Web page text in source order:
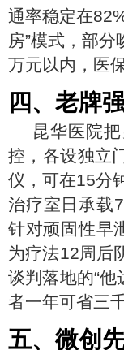
通率稳定在
房”模式，部
万元以内，医
四、老牌
昆华医院
控，各设独立
仪，可在15分
治疗室日承载
针对顽固性早
为疗法12周后
谈判落地的“
者一年可省三
五、微创